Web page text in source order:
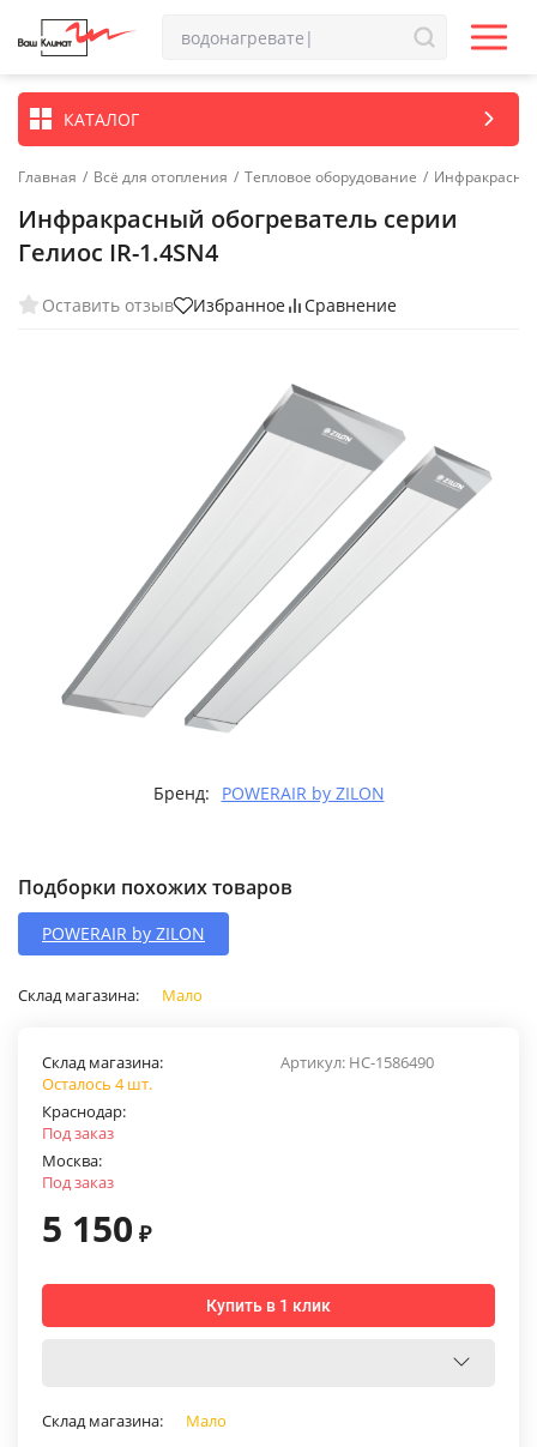
КАТАЛОГ
Главная / Всё для отопления / Тепловое оборудование /
Инфракрасный обогреватель серии
Гелиос IR-1.4SN4
Оставить отзыв Избранное Сравнение
Бренд: POWERAIR by ZILON
Подборки похожих товаров
POWERAIR by ZILON
Склад магазина: Мало
Артикул: НС-1586490
Склад магазина:
Осталось 4 шт.
Краснодар:
Под заказ
Москва:
Под заказ
5 150 ₽
Купить в 1 клик
Склад магазина: Мало